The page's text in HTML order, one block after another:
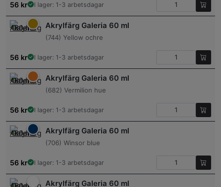
56 kr I lager: 1-3 arbetsdagar
Akrylfärg Galeria 60 ml
(744) Yellow ochre
56 kr I lager: 1-3 arbetsdagar
Akrylfärg Galeria 60 ml
(682) Vermilion hue
56 kr I lager: 1-3 arbetsdagar
Akrylfärg Galeria 60 ml
(706) Winsor blue
56 kr I lager: 1-3 arbetsdagar
Akrylfärg Galeria 60 ml